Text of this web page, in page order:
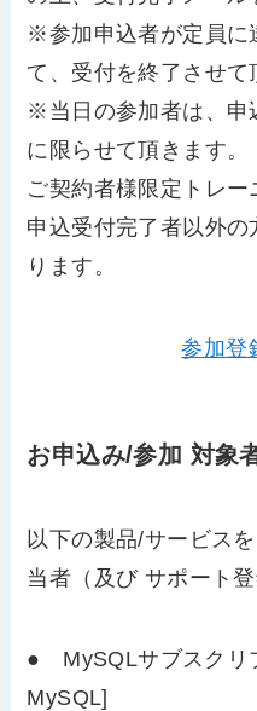
※参加申込者が定員に
て、受付を終了させて
※当日の参加者は、申
に限らせて頂きます。
ご契約者様限定トレー
申込受付完了者以外
ります。
参加登
お申込み/参加 対象
以下の製品/サービス
当者（及び サポート登
● MySQLサブスクリ
MySQL]